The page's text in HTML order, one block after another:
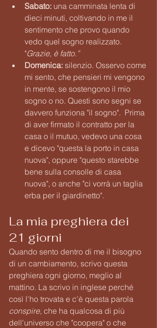
Sabato: una camminata lenta di
dieci minuti, coltivando in me il
sentimento che provo quando
vedo quel sogno realizzato.
"Grazie, è fatto.”
Domenica: silenzio. Osservo come
mi sento, che pensieri mi vengono
in mente, se sostengono il mio
sogno o no. Questi sono segni se
davvero funziona "il sogno".  Prima
di aver firmato il contratto per la
casa o il mutuo, vedevo una cosa
e dicevo "questa la porto in casa
nuova", oppure "questo starebbe
bene sulla consolle di casa
nuova", o anche "ci vorrà un taglia
erba per il giardinetto".
La mia preghiera dei
21 giorni
Quando sento dentro di me il bisogno
di un cambiamento, scrivo questa
preghiera ogni giorno, meglio al
mattino. La scrivo in inglese perché
così l'ho trovata e c'è questa parola
conspire, che ha qualcosa di più
dell'universo che "coopera" o che